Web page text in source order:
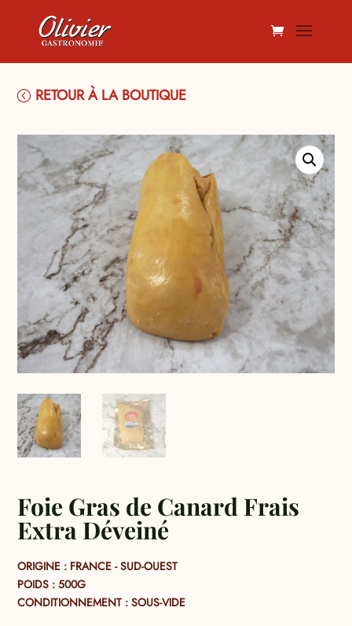
RETOUR À LA BOUTIQUE
Foie Gras de Canard Frais
Extra Déveiné
ORIGINE : FRANCE - SUD-OUEST
POIDS : 500G
CONDITIONNEMENT : SOUS-VIDE